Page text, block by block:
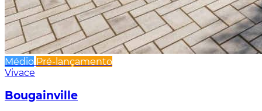
Médio Pré-lançamento
Vivace
Bougainville